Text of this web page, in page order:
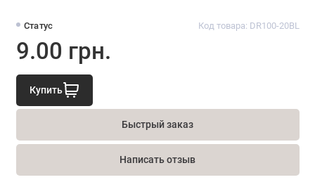
Статус Код товара: DR100-20BL
9.00 грн.
Купить
Быстрый заказ
Написать отзыв